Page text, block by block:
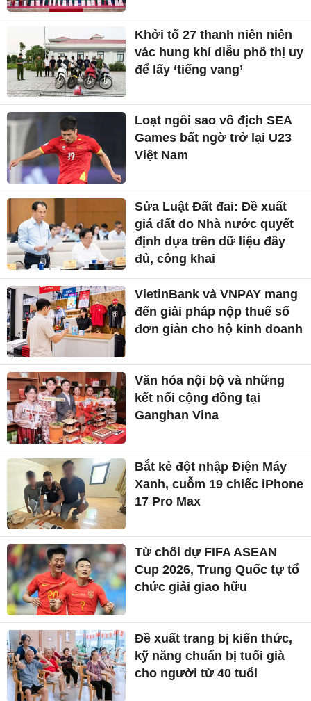
Khởi tố 27 thanh niên niên
vác hung khí diễu phố thị uy
để lấy ‘tiếng vang’
Loạt ngôi sao vô địch SEA
Games bất ngờ trở lại U23
Việt Nam
Sửa Luật Đất đai: Đề xuất
giá đất do Nhà nước quyết
định dựa trên dữ liệu đầy
đủ, công khai
VietinBank và VNPAY mang
đến giải pháp nộp thuế số
đơn giản cho hộ kinh doanh
Văn hóa nội bộ và những
kết nối cộng đồng tại
Ganghan Vina
Bắt kẻ đột nhập Điện Máy
Xanh, cuỗm 19 chiếc iPhone
17 Pro Max
Từ chối dự FIFA ASEAN
Cup 2026, Trung Quốc tự tổ
chức giải giao hữu
Đề xuất trang bị kiến thức,
kỹ năng chuẩn bị tuổi già
cho người từ 40 tuổi